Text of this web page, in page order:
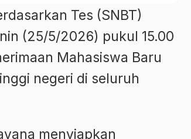
Tes (SNBT)
(25/5/2026) pukul 15.00
Mahasiswa Baru
negeri di seluruh
menyiapkan